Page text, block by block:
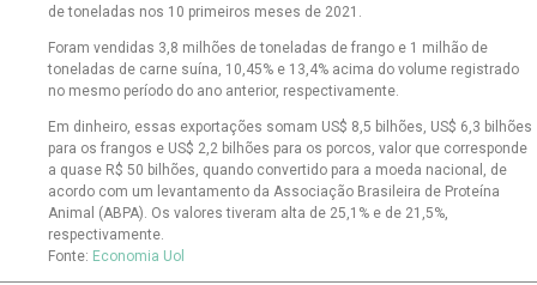
de toneladas nos 10 primeiros meses de 2021.
Foram vendidas 3,8 milhões de toneladas de frango e 1 milhão de
toneladas de carne suína, 10,45% e 13,4% acima do volume registrado
no mesmo período do ano anterior, respectivamente.
Em dinheiro, essas exportações somam US$ 8,5 bilhões, US$ 6,3 bilhões
para os frangos e US$ 2,2 bilhões para os porcos, valor que corresponde
a quase R$ 50 bilhões, quando convertido para a moeda nacional, de
acordo com um levantamento da Associação Brasileira de Proteína
Animal (ABPA). Os valores tiveram alta de 25,1% e de 21,5%,
respectivamente.
Fonte: Economia Uol